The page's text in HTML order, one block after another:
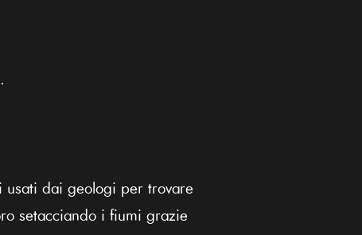
usati dai geologi per trovare
setacciando i fiumi grazie